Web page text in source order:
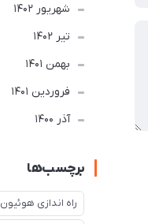
شهریور 1402
تير 1402
بهمن 1401
فروردین 1401
آذر 1400
برچسب‌ها
راه اندازی هوئیون